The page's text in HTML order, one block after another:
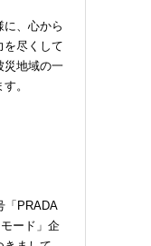
、心から
を尽くして
災地域の一
。
「PRADA
ード」企